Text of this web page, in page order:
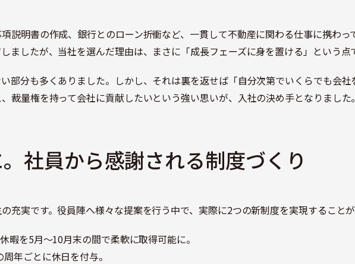
説明書の作成、銀行とのローン折衝など、一貫して不動産に関わる仕事に携わっ
ましたが、当社を選んだ理由は、まさに「成長フェーズに身を置ける」という点
部分も多くありました。しかし、それは裏を返せば「自分次第でいくらでも会社
裁量権を持って会社に貢献したいという強い思いが、入社の決め手となりました。
。社員から感謝される制度づくり
充実です。役員陣へ様々な提案を行う中で、実際に2つの新制度を実現することが
暇を5月〜10月末の間で柔軟に取得可能に。
年ごとに休日を付与。